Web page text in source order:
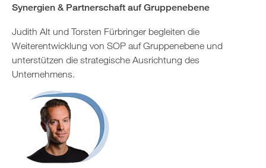
Synergien & Partnerschaft auf Gruppenebene
Judith Alt und Torsten Fürbringer begleiten die
Weiterentwicklung von SOP auf Gruppenebene und
unterstützen die strategische Ausrichtung des
Unternehmens.